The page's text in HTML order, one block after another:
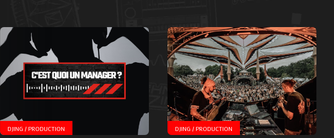
DJING / PRODUCTION DJING / PRODUCTION